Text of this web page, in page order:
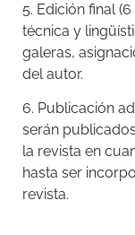
5. Edición final
técnica y
galeras,
del autor.
6. Publicación
serán
la revista en
hasta ser
revista.